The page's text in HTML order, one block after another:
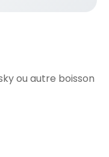
ou autre boisson